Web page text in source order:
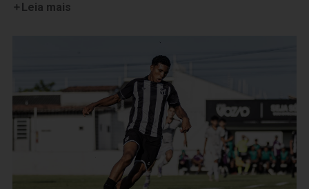
Leia mais